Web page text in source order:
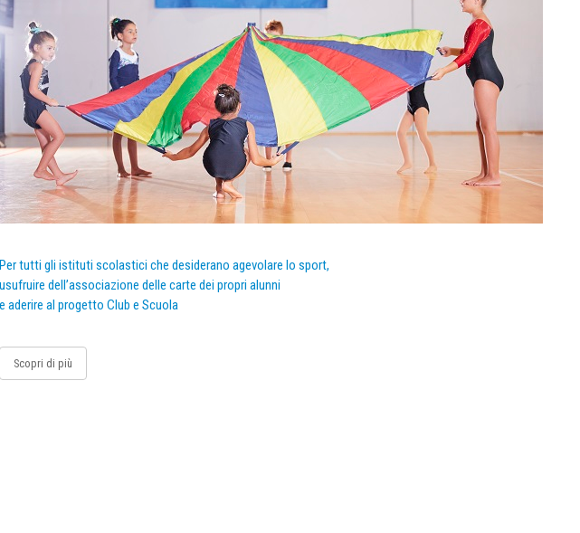
Per tutti gli istituti scolastici che desiderano agevolare lo sport,
usufruire dell’associazione delle carte dei propri alunni
e aderire al progetto Club e Scuola
Scopri di più